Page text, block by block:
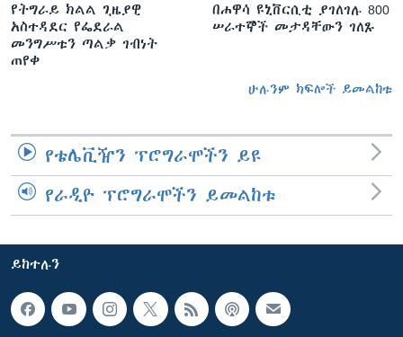
የትግራይ ክልል ጊዜያዊ
አስተዳደር የፌደራል
መንግሥቱን ጣልቃ ገብነት
ጠየቀ
በሐዋሳ ዩኒቨርሲቲ ያገለገሉ 800
ሠራተኞች መታዳቸውን ገለጹ
ሁሉንም ክፍሎች ይመልከቱ
የቴሌቪዥን ፕሮግራሞችን ይዩ
የራዲዮ ፕሮግራሞችን ይመልከቱ
ይከተሉን